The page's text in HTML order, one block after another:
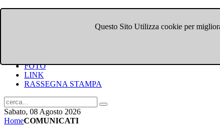
Questo Sito Utilizza cookie per
FOTO
LINK
RASSEGNA STAMPA
Sabato, 08 Agosto 2026
HomeCOMUNICATI